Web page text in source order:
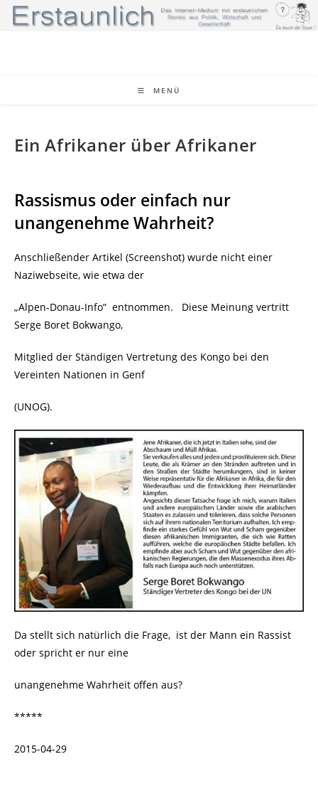
Zum
Inhalt
MENÜ
Ein Afrikaner über Afrikaner
Rassismus oder einfach nur
unangenehme Wahrheit?
Anschließender Artikel (Screenshot) wurde nicht einer
Naziwebseite, wie etwa der
„Alpen-Donau-Info“ entnommen. Diese Meinung vertritt
Serge Boret Bokwango,
Mitglied der Ständigen Vertretung des Kongo bei den
Vereinten Nationen in Genf
(UNOG).
Da stellt sich natürlich die Frage, ist der Mann ein Rassist
oder spricht er nur eine
unangenehme Wahrheit offen aus?
*****
2015-04-29